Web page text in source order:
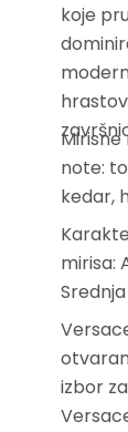
koje
note:
kedar,
mirisa:
izbor